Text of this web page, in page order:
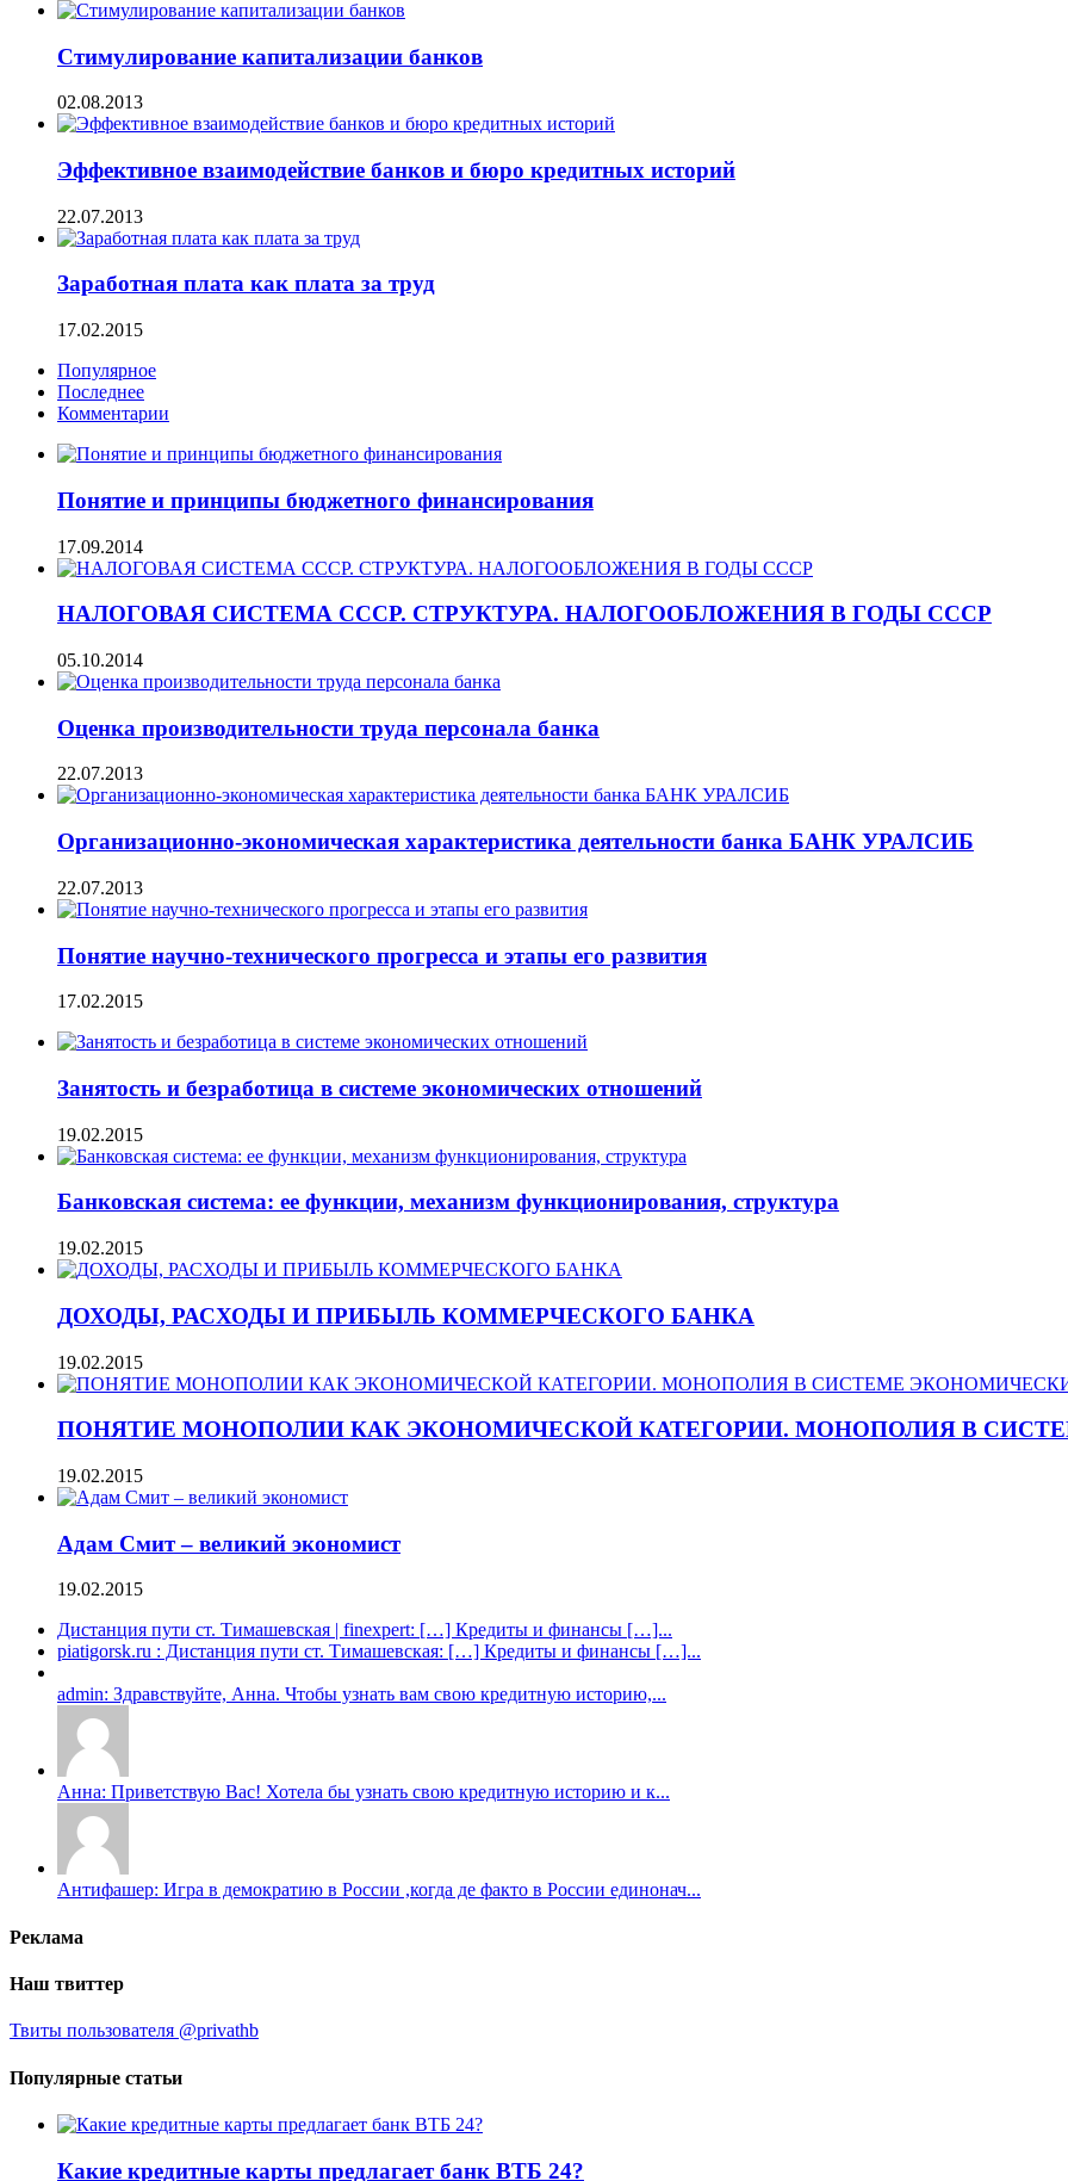
Стимулирование капитализации банков
02.08.2013
Эффективное взаимодействие банков и бюро кредитных историй
22.07.2013
Заработная плата как плата за труд
17.02.2015
Популярное
Последнее
Комментарии
Понятие и принципы бюджетного финансирования
17.09.2014
НАЛОГОВАЯ СИСТЕМА СССР. СТРУКТУРА. НАЛОГООБЛОЖЕНИЯ В ГОДЫ СССР
05.10.2014
Оценка производительности труда персонала банка
22.07.2013
Организационно-экономическая характеристика деятельности банка БАНК УРАЛСИБ
22.07.2013
Понятие научно-технического прогресса и этапы его развития
17.02.2015
Занятость и безработица в системе экономических отношений
19.02.2015
Банковская система: ее функции, механизм функционирования, структура
19.02.2015
ДОХОДЫ, РАСХОДЫ И ПРИБЫЛЬ КОММЕРЧЕСКОГО БАНКА
19.02.2015
ПОНЯТИЕ МОНОПОЛИИ КАК ЭКОНОМИЧЕСКОЙ КАТЕГОРИИ. МОНОПОЛИЯ В
19.02.2015
Адам Смит – великий экономист
19.02.2015
Дистанция пути ст. Тимашевская | finexpert: […] Кредиты и финансы […]...
piatigorsk.ru : Дистанция пути ст. Тимашевская: […] Кредиты и финансы […]...
admin: Здравствуйте, Анна. Чтобы узнать вам свою кредитную историю,...
Анна: Приветствую Вас! Хотела бы узнать свою кредитную историю и к...
Антифашер: Игра в демократию в России ,когда де факто в России единонач...
Реклама
Наш твиттер
Твиты пользователя @privathb
Популярные статьи
Какие кредитные карты предлагает банк ВТБ 24?